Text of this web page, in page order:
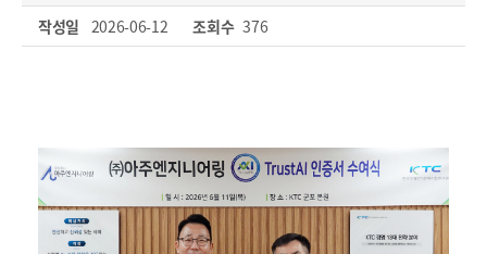
작성일 2026-06-12 조회수 376